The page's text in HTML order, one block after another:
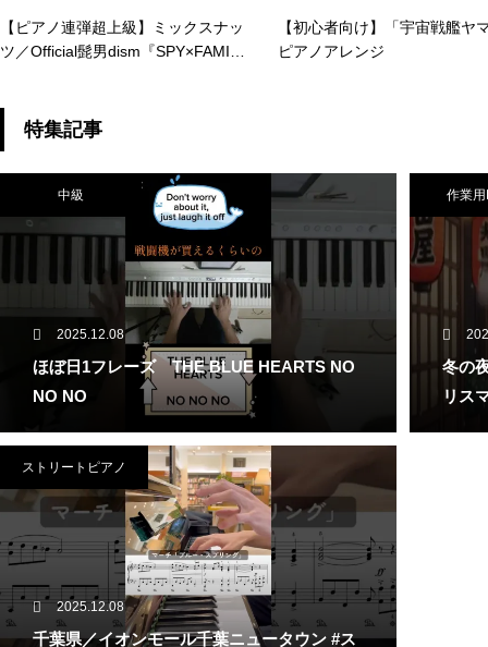
【ピアノ連弾超上級】ミックスナッ
ツ／Official髭男dism『SPY×FAMIL
【初心者向け】「宇宙戦艦ヤ
ピアノアレンジ
特集記事
中級
2025.12.08
ほぼ日1フレーズ THE BLUE HEARTS NO
NO NO
作業用
冬の
リス
ストリートピアノ
2025.12.08
千葉県／イオンモール千葉ニュータウン #ス